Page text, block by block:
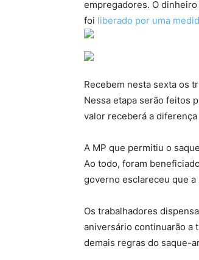
empregadores. O
foi liberado por uma
Recebem nesta sexta os
Nessa etapa serão feitos
valor receberá a
A MP que permitiu o
Ao todo, foram
governo esclareceu que
Os trabalhadores
aniversário continuarão a
demais regras do saque-